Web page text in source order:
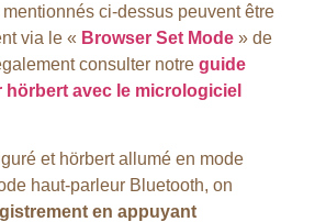
ci-dessus peuvent être
via le « Browser Set Mode » de
consulter notre guide
hörbert avec le micrologiciel
et hörbert allumé en mode
haut-parleur Bluetooth, on
en appuyant